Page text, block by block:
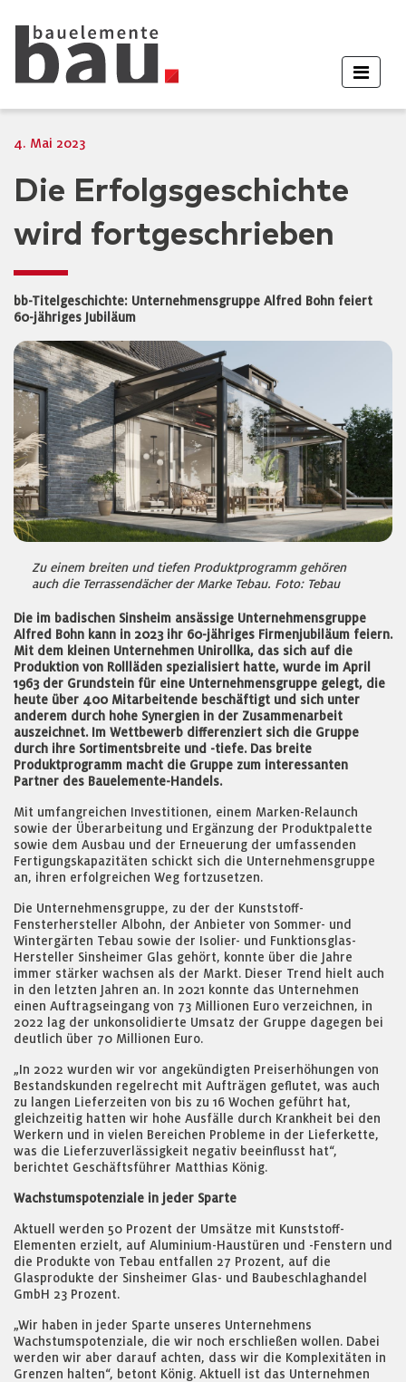
4. Mai 2023
Die Erfolgsgeschichte
wird fortgeschrieben
bb-Titelgeschichte: Unternehmensgruppe Alfred Bohn feiert
60-jähriges Jubiläum
Zu einem breiten und tiefen Produktprogramm gehören
auch die Terrassendächer der Marke Tebau. Foto: Tebau
Die im badischen Sinsheim ansässige Unternehmensgruppe
Alfred Bohn kann in 2023 ihr 60-jähriges Firmenjubiläum feiern.
Mit dem kleinen Unternehmen Unirollka, das sich auf die
Produktion von Rollläden spezialisiert hatte, wurde im April
1963 der Grundstein für eine Unternehmensgruppe gelegt, die
heute über 400 Mitarbeitende beschäftigt und sich unter
anderem durch hohe Synergien in der Zusammenarbeit
auszeichnet. Im Wettbewerb differenziert sich die Gruppe
durch ihre Sortimentsbreite und -tiefe. Das breite
Produktprogramm macht die Gruppe zum interessanten
Partner des Bauelemente-Handels.
Mit umfangreichen Investitionen, einem Marken-Relaunch
sowie der Überarbeitung und Ergänzung der Produktpalette
sowie dem Ausbau und der Erneuerung der umfassenden
Fertigungskapazitäten schickt sich die Unternehmensgruppe
an, ihren erfolgreichen Weg fortzusetzen.
Die Unternehmensgruppe, zu der der Kunststoff-
Fensterhersteller Albohn, der Anbieter von Sommer- und
Wintergärten Tebau sowie der Isolier- und Funktionsglas-
Hersteller Sinsheimer Glas gehört, konnte über die Jahre
immer stärker wachsen als der Markt. Dieser Trend hielt auch
in den letzten Jahren an. In 2021 konnte das Unternehmen
einen Auftragseingang von 73 Millionen Euro verzeichnen, in
2022 lag der unkonsolidierte Umsatz der Gruppe dagegen bei
deutlich über 70 Millionen Euro.
„In 2022 wurden wir vor angekündigten Preiserhöhungen von
Bestandskunden regelrecht mit Aufträgen geflutet, was auch
zu langen Lieferzeiten von bis zu 16 Wochen geführt hat,
gleichzeitig hatten wir hohe Ausfälle durch Krankheit bei den
Werkern und in vielen Bereichen Probleme in der Lieferkette,
was die Lieferzuverlässigkeit negativ beeinflusst hat“,
berichtet Geschäftsführer Matthias König.
Wachstumspotenziale in jeder Sparte
Aktuell werden 50 Prozent der Umsätze mit Kunststoff-
Elementen erzielt, auf Aluminium-Haustüren und -Fenstern und
die Produkte von Tebau entfallen 27 Prozent, auf die
Glasprodukte der Sinsheimer Glas- und Baubeschlaghandel
GmbH 23 Prozent.
„Wir haben in jeder Sparte unseres Unternehmens
Wachstumspotenziale, die wir noch erschließen wollen. Dabei
werden wir aber darauf achten, dass wir die Komplexitäten in
Grenzen halten“, betont König. Aktuell ist das Unternehmen